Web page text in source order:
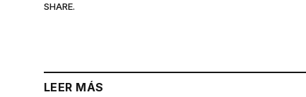
SHARE.
LEER MÁS